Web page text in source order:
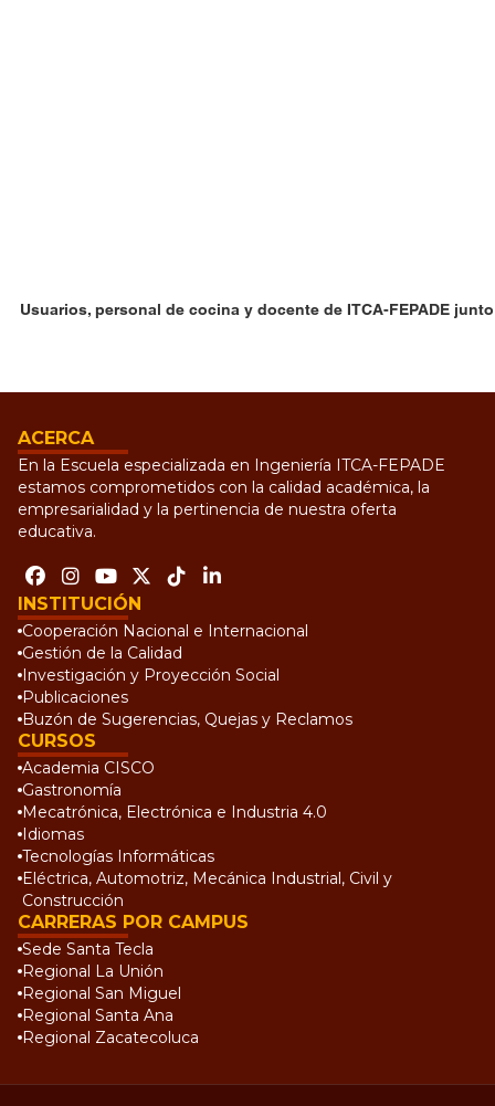
Usuarios, personal de cocina y docente de ITCA-FEPADE
ACERCA
En la Escuela especializada en Ingeniería ITCA-FEPADE
estamos comprometidos con la calidad académica, la
empresarialidad y la pertinencia de nuestra oferta
educativa.
INSTITUCIÓN
Cooperación Nacional e Internacional
Gestión de la Calidad
Investigación y Proyección Social
Publicaciones
Buzón de Sugerencias, Quejas y Reclamos
CURSOS
Academia CISCO
Gastronomía
Mecatrónica, Electrónica e Industria 4.0
Idiomas
Tecnologías Informáticas
Eléctrica, Automotriz, Mecánica Industrial, Civil y
Construcción
CARRERAS POR CAMPUS
Sede Santa Tecla
Regional La Unión
Regional San Miguel
Regional Santa Ana
Regional Zacatecoluca